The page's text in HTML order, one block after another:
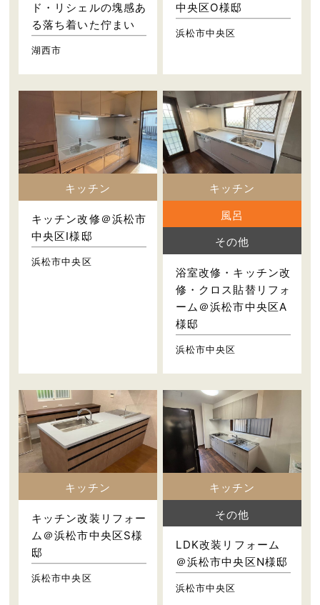
ド・リシェルの塊感あ
る落ち着いた佇まい
湖西市
中央区O様邸
浜松市中央区
キッチン
キッチン改修＠浜松市
中央区I様邸
浜松市中央区
キッチン
風呂
その他
浴室改修・キッチン改
修・クロス貼替リフォ
ーム＠浜松市中央区A
様邸
浜松市中央区
キッチン
キッチン改装リフォー
ム＠浜松市中央区S様
邸
浜松市中央区
キッチン
その他
LDK改装リフォーム
＠浜松市中央区N様邸
浜松市中央区